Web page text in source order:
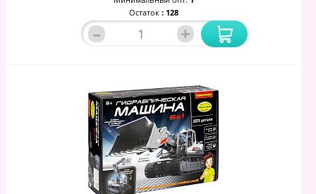
Остаток : 128
– +